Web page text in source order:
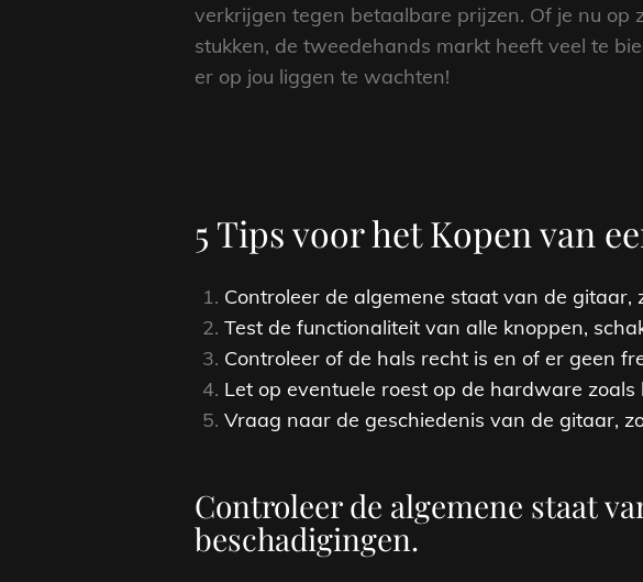
verkrijgen tegen betaalbare prijzen. Of je nu op
stukken, de tweedehands markt heeft veel te
er op jou liggen te wachten!
5 Tips voor het Kopen van
Controleer de algemene staat van de gitaar,
Test de functionaliteit van alle knoppen,
Controleer of de hals recht is en of er geen
Let op eventuele roest op de hardware
Vraag naar de geschiedenis van de gitaar,
Controleer de algemene staat
beschadigingen.